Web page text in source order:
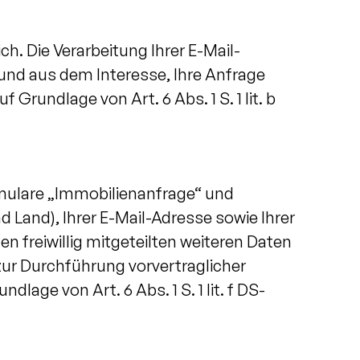
Die Verarbeitung Ihrer E-Mail-
aus dem Interesse, Ihre Anfrage
von Art. 6 Abs. 1 S. 1 lit. b
„Immobilienanfrage“ und
Land), Ihrer E-Mail-Adresse sowie Ihrer
freiwillig mitgeteilten weiteren Daten
Durchführung vorvertraglicher
von Art. 6 Abs. 1 S. 1 lit. f DS-